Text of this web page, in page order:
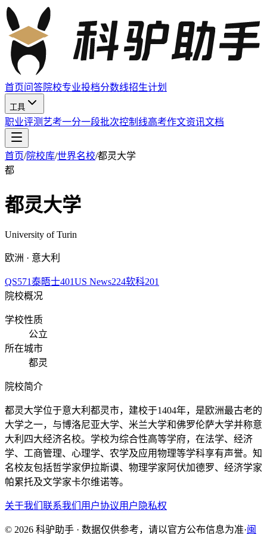
首页问答院校专业投档分数线招生计划
工具
职业评测 艺考一分一段批次控制线高考作文资讯文档
首页/院校库/世界名校/都灵大学
都
都灵大学
University of Turin
欧洲 · 意大利
QS571泰晤士401US News224软科201
院校概况
学校性质
公立
所在城市
都灵
院校简介
都灵大学位于意大利都灵市，建校于1404年，是欧洲最古老的
大学之一，与博洛尼亚大学、米兰大学和佛罗伦萨大学并称意
大利四大经济名校。学校为综合性高等学府，在法学、经济
学、工商管理、心理学、农学及应用物理等学科享有声誉。知
名校友包括哲学家伊拉斯谟、物理学家阿伏加德罗、经济学家
帕累托及文学家卡尔维诺等。
关于我们 联系我们 用户协议用户隐私权
© 2026 科驴助手 · 数据仅供参考，请以官方公布信息为准·闽